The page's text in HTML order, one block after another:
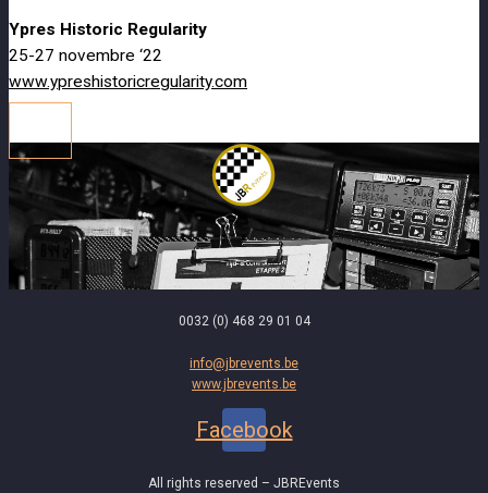
Ypres Historic Regularity
25-27 novembre ‘22
www.ypreshistoricregularity.com
0032 (0) 468 29 01 04
info@jbrevents.be
www.jbrevents.be
Facebook
All rights reserved – JBREvents